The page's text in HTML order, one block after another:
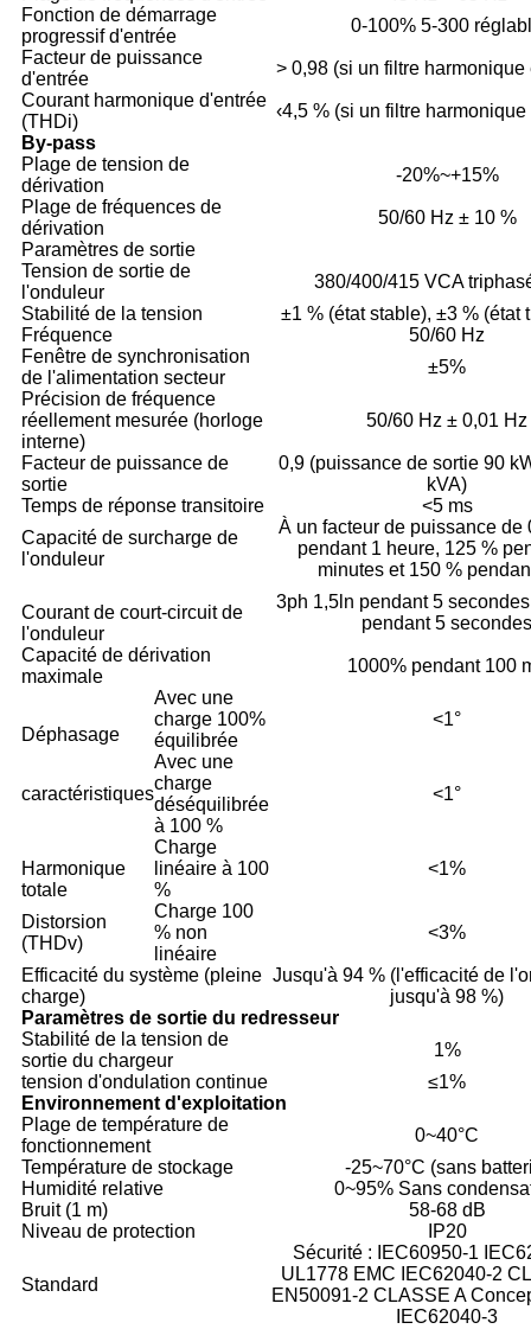
Fonction de démarrage
progressif d'entrée
0-100% 5-300
Facteur de puissance
d'entrée
> 0,98 (si un filtre harmonique
Courant harmonique d'entrée
(THDi)
‹4,5 % (si un filtre
By-pass
Plage de tension de
dérivation
-20%~+15%
Plage de fréquences de
dérivation
50/60 Hz ± 10 %
Paramètres de sortie
Tension de sortie de
l'onduleur
380/400/415 VCA
Stabilité de la tension
±1 % (état stable), ±3 % (état
Fréquence
50/60 Hz
Fenêtre de synchronisation
de l'alimentation secteur
±5%
Précision de fréquence
réellement mesurée (horloge
interne)
50/60 Hz ± 0,01 Hz
Facteur de puissance de
sortie
0,9 (puissance de sortie 90
kVA)
Temps de réponse transitoire
<5 ms
Capacité de surcharge de
l'onduleur
À un facteur de puissance de
pendant 1 heure, 125 %
minutes et 150 %
3ph 1,5ln pendant 5
pendant 5 secondes
Courant de court-circuit de
l'onduleur
Capacité de dérivation
maximale
1000% pendant 100
Avec une
charge 100%
équilibrée
<1°
Déphasage
caractéristiques
Avec une
charge
déséquilibrée
à 100 %
<1°
Charge
linéaire à 100
%
<1%
Harmonique
totale
Distorsion
(THDv)
Charge 100
% non
linéaire
<3%
Efficacité du système (pleine
charge)
Jusqu'à 94 % (l'efficacité de
jusqu'à 98 %)
Paramètres de sortie du redresseur
Stabilité de la tension de
sortie du chargeur
1%
tension d'ondulation continue
≤1%
Environnement d'exploitation
Plage de température de
fonctionnement
0~40°C
Température de stockage
-25~70°C (sans
Humidité relative
0~95% Sans
Bruit (1 m)
58-68 dB
Niveau de protection
IP20
Standard
Sécurité : IEC60950-1
UL1778 EMC IEC62040-2
EN50091-2 CLASSE A
IEC62040-3